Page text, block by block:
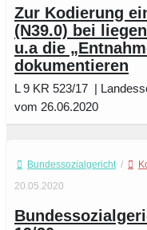
Zur Kodierung
(N39.0) bei
u.a die
dokumentieren
L 9 KR 523/17 |
vom 26.06.2020
Bundessozialgericht /
20.05.2020